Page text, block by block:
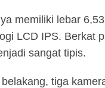
memiliki lebar
LCD IPS. Berkat
sangat tipis.
tiga